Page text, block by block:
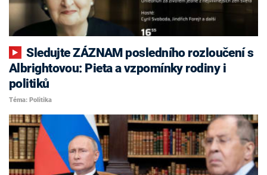
Sledujte ZÁZNAM posledního rozloučení s
Albrightovou: Pieta a vzpomínky rodiny i
politiků
Téma: Politika